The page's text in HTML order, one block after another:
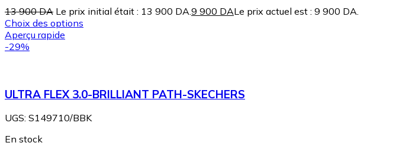
13 900DA Le prix initial était : 13 900 DA. 9 900 DALe prix actuel est : 9 900 DA.
Choix des options
Aperçu rapide
-29%
ULTRA FLEX 3.0-BRILLIANT PATH-SKECHERS
UGS: S149710/BBK
En stock